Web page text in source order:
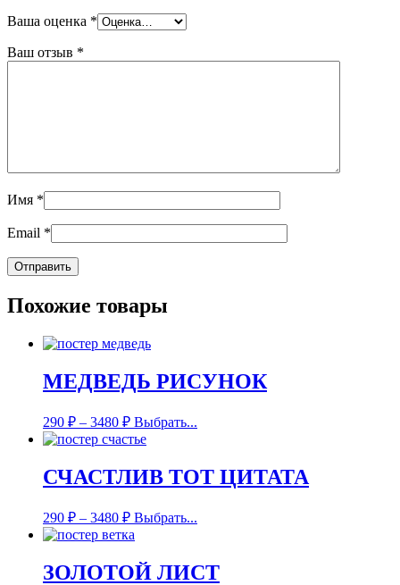
Ваша оценка *
Ваш отзыв *
Имя *
Email *
Похожие товары
МЕДВЕДЬ РИСУНОК
290 ₽ – 3480 ₽ Выбрать...
СЧАСТЛИВ ТОТ ЦИТАТА
290 ₽ – 3480 ₽ Выбрать...
ЗОЛОТОЙ ЛИСТ